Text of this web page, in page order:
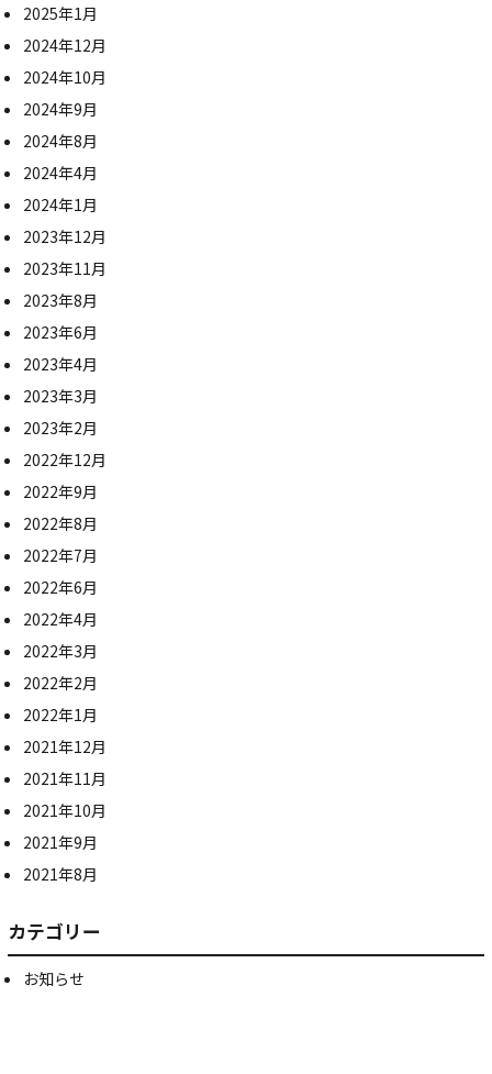
2025年1月
2024年12月
2024年10月
2024年9月
2024年8月
2024年4月
2024年1月
2023年12月
2023年11月
2023年8月
2023年6月
2023年4月
2023年3月
2023年2月
2022年12月
2022年9月
2022年8月
2022年7月
2022年6月
2022年4月
2022年3月
2022年2月
2022年1月
2021年12月
2021年11月
2021年10月
2021年9月
2021年8月
カテゴリー
お知らせ